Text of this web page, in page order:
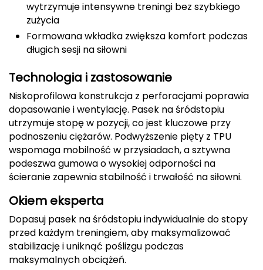
Cassin
Ciele Athletics
Climbing Technology
Coleman
Columbia
Comodo
D
DUNLOP
Darn Tough
wytrzymuje intensywne treningi bez szybkiego
zużycia
Formowana wkładka zwiększa komfort podczas
długich sesji na siłowni
Technologia i zastosowanie
Niskoprofilowa konstrukcja z perforacjami poprawia
dopasowanie i wentylację. Pasek na śródstopiu
utrzymuje stopę w pozycji, co jest kluczowe przy
podnoszeniu ciężarów. Podwyższenie pięty z TPU
wspomaga mobilność w przysiadach, a sztywna
podeszwa gumowa o wysokiej odporności na
ścieranie zapewnia stabilność i trwałość na siłowni.
Okiem eksperta
Dopasuj pasek na śródstopiu indywidualnie do stopy
przed każdym treningiem, aby maksymalizować
stabilizację i uniknąć poślizgu podczas
maksymalnych obciążeń.